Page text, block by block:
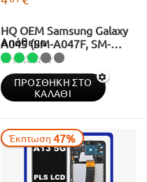
HQ OEM Samsung Galaxy
A04S (SM-A047F, SM-
A047F/DS) USB Type-C
Microphone + Audio Jack
Απόθεμα
ΠΡΟΣΘΉΚΗ ΣΤΟ
ΚΑΛΆΘΙ
Έκπτωση 47%